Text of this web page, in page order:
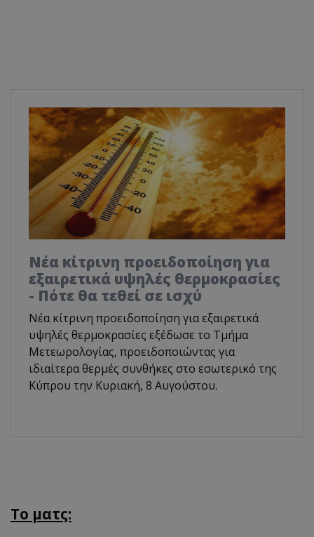
Νέα κίτρινη προειδοποίηση για
εξαιρετικά υψηλές θερμοκρασίες
- Πότε θα τεθεί σε ισχύ
Νέα κίτρινη προειδοποίηση για εξαιρετικά
υψηλές θερμοκρασίες εξέδωσε το Τμήμα
Μετεωρολογίας, προειδοποιώντας για
ιδιαίτερα θερμές συνθήκες στο εσωτερικό της
Κύπρου την Κυριακή, 8 Αυγούστου.
Το ματς: